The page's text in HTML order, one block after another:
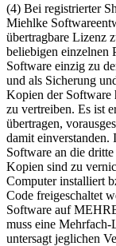
(4) Bei registrierter
Miehlke
übertragbare Lizenz
beliebigen einzelnen
Software einzig zu
und als Sicherung
Kopien der Software
zu vertreiben. Es ist
übertragen,
damit einverstanden.
Software an die
Kopien sind zu
Computer installiert
Code freigeschaltet
Software auf
muss eine
untersagt jeglichen